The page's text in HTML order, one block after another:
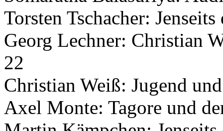
Torsten Tschacher:
Georg Lechner: Christian
22
Christian Weiß: Jugend
Axel Monte: Tagore und